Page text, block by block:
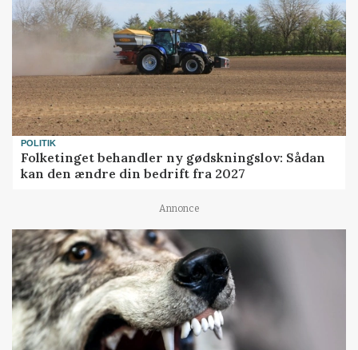
POLITIK
Folketinget behandler ny gødskningslov: Sådan
kan den ændre din bedrift fra 2027
Annonce